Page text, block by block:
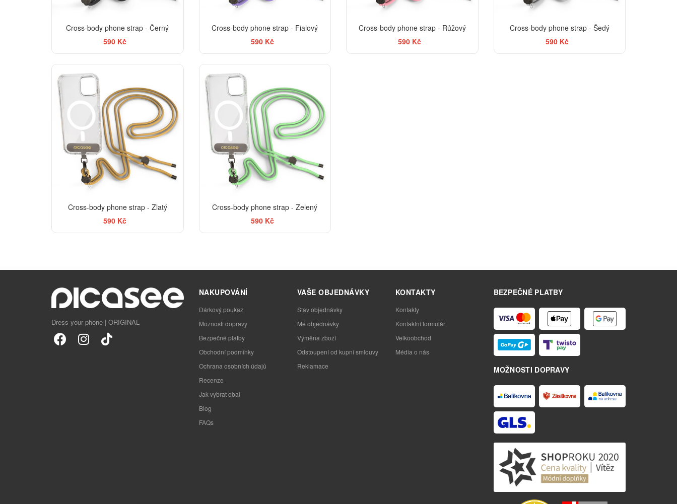
Cross-body phone strap - Černý
590 Kč
Cross-body phone strap - Fialový
590 Kč
Cross-body phone strap - Růžový
590 Kč
Cross-body phone strap - Šedý
590 Kč
Cross-body phone strap - Zlatý
590 Kč
Cross-body phone strap - Zelený
590 Kč
Dress your phone | ORIGINAL
BEZPEČNÉ PLATBY
MOŽNOSTI DOPRAVY
NAKUPOVÁNÍ
Dárkový poukaz
Možnosti dopravy
Bezpečné platby
Obchodní podmínky
Ochrana osobních údajů
Recenze
Jak vybrat obal
Blog
FAQs
VAŠE OBJEDNÁVKY
Stav objednávky
Mé objednávky
Výměna zboží
Odstoupení od kupní smlouvy
Reklamace
KONTAKTY
Kontakty
Kontaktní formulář
Velkoobchod
Média o nás